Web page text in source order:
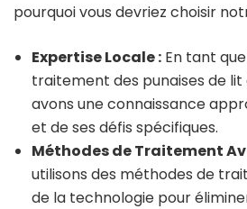
pourquoi vous devriez choisir
Expertise Locale : En tant
traitement des punaises de lit
avons une connaissance
et de ses défis spécifiques.
Méthodes de Traitement
utilisons des méthodes de
de la technologie pour